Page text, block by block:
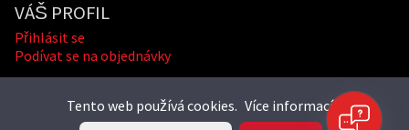
VÁŠ PROFIL
Přihlásit se
Podívat se na objednávky
Tento web používá cookies. Více informací »